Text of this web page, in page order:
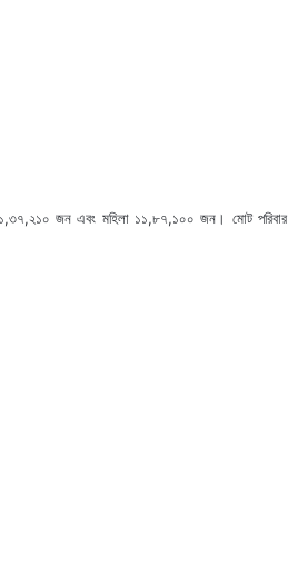
জন এবং মহিলা ১১,৮৭,১০০ জন। মোট পরিবার